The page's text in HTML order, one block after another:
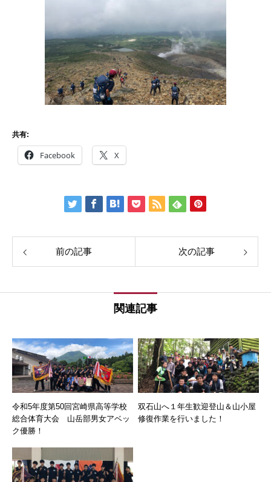
共有:
Facebook X
前の記事 次の記事
関連記事
令和5年度第50回宮崎県高等学校
総合体育大会 山岳部男女アベッ
ク優勝！
双石山へ１年生歓迎登山＆山小屋
修復作業を行いました！